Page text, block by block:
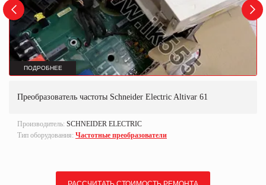
ПОДРОБНЕЕ
Преобразователь частоты Schneider Electric Altivar 61
Производитель: SCHNEIDER ELECTRIC
Тип оборудования: Частотные преобразователи